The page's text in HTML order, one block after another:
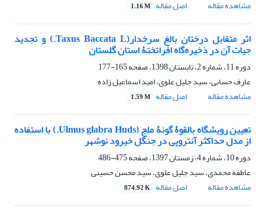
مشاهده مقاله
اصل مقاله 1.16 M
اثر متقابل درختان بالغ سرخدار(Taxus Baccata L.) و تجدید
حیات آن در ذخیره‌گاه افراتختۀ استان گلستان
دوره 11، شماره 2، تابستان 1398، صفحه
165-177
عارف حسابی، سید جلیل علوی، امید اسماعیل زاده
مشاهده مقاله
اصل مقاله 1.59 M
تعیین رویشگاه بالقوۀ گونۀ ملج (Ulmus glabra Huds.) با استفاده
از مدل حداکثر آنتروپی در جنگل خیرود نوشهر
دوره 10، شماره 4، زمستان 1397، صفحه
475-486
عاطفه محمدی، سید جلیل علوی، سید محسن حسینی
مشاهده مقاله
اصل مقاله 874.92 K